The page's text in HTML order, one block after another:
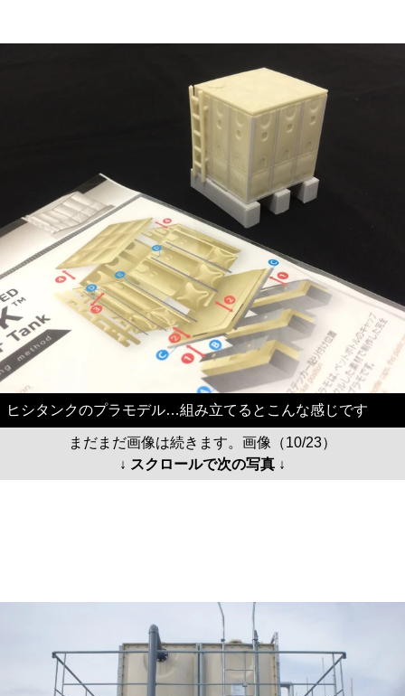
ヒシタンクのプラモデル…組み立てるとこんな感じです
まだまだ画像は続きます。画像（10/23）
↓ スクロールで次の写真 ↓